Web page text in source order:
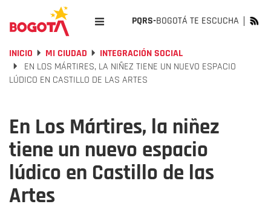
PQRS-BOGOTÁ TE ESCUCHA
INICIO MI CIUDAD
INTEGRACIÓN SOCIAL
EN LOS MÁRTIRES, LA NIÑEZ TIENE UN NUEVO ESPACIO
LÚDICO EN CASTILLO DE LAS ARTES
En Los Mártires, la niñez
tiene un nuevo espacio
lúdico en Castillo de las
Artes